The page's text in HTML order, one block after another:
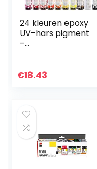
24 kleuren epoxy
UV-hars pigment
–
kleurstof voor UV-
€18.43